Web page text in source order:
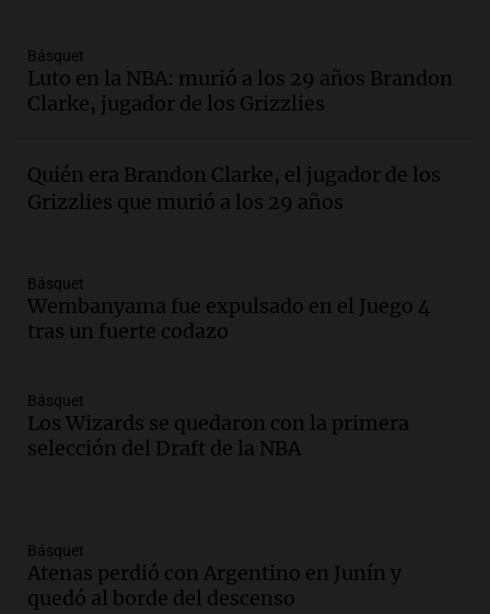
Básquet
Luto en la NBA: murió a los 29 años Brandon
Clarke, jugador de los Grizzlies
Quién era Brandon Clarke, el jugador de los
Grizzlies que murió a los 29 años
Básquet
Wembanyama fue expulsado en el Juego 4
tras un fuerte codazo
Básquet
Los Wizards se quedaron con la primera
selección del Draft de la NBA
Básquet
Atenas perdió con Argentino en Junín y
quedó al borde del descenso